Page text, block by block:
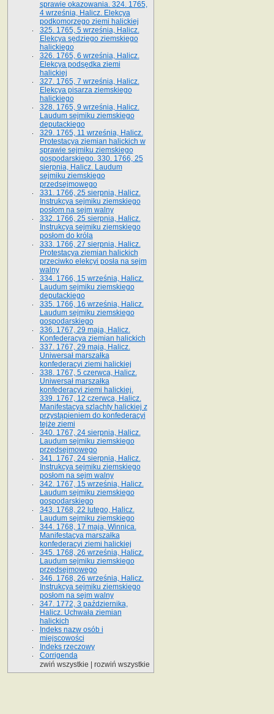
sprawie okazowania. 324. 1765,
4 września, Halicz. Elekcya
podkomorzego ziemi halickiej
325. 1765, 5 września, Halicz.
Elekcya sędziego ziemskiego
halickiego
326. 1765, 6 września, Halicz.
Elekcya podsędka ziemi
halickiej
327. 1765, 7 września, Halicz.
Elekcya pisarza ziemskiego
halickiego
328. 1765, 9 września, Halicz.
Laudum sejmiku ziemskiego
deputackiego
329. 1765, 11 września, Halicz.
Protestacya ziemian halickich w
sprawie sejmiku ziemskiego
gospodarskiego. 330. 1766, 25
sierpnia, Halicz. Laudum
sejmiku ziemskiego
przedsejmowego
331. 1766, 25 sierpnia, Halicz.
Instrukcya sejmiku ziemskiego
posłom na sejm walny
332. 1766, 25 sierpnia, Halicz.
Instrukcya sejmiku ziemskiego
posłom do króla
333. 1766, 27 sierpnia, Halicz.
Protestacya ziemian halickich
przeciwko elekcyi posła na sejm
walny
334. 1766, 15 września, Halicz.
Laudum sejmiku ziemskiego
deputackiego
335. 1766, 16 września, Halicz.
Laudum sejmiku ziemskiego
gospodarskiego
336. 1767, 29 maja, Halicz.
Konfederacya ziemian halickich
337. 1767, 29 maja, Halicz.
Uniwersał marszałka
konfederacyi ziemi halickiej
338. 1767, 5 czerwca, Halicz.
Uniwersał marszałka
konfederacyi ziemi halickiej.
339. 1767, 12 czerwca, Halicz.
Manifestacya szlachty halickiej z
przystąpieniem do konfederacyi
tejże ziemi
340. 1767, 24 sierpnia, Halicz.
Laudum sejmiku ziemskiego
przedsejmowego
341. 1767, 24 sierpnia, Halicz.
Instrukcya sejmiku ziemskiego
posłom na sejm walny
342. 1767, 15 września, Halicz.
Laudum sejmiku ziemskiego
gospodarskiego
343. 1768, 22 lutego, Halicz.
Laudum sejmiku ziemskiego
344. 1768, 17 maja, Winnica.
Manifestacya marszałka
konfederacyi ziemi halickiej
345. 1768, 26 września, Halicz.
Laudum sejmiku ziemskiego
przedsejmowego
346. 1768, 26 września, Halicz.
Instrukcya sejmiku ziemskiego
posłom na sejm walny
347. 1772, 3 października,
Halicz. Uchwała ziemian
halickich
Indeks nazw osób i
miejscowości
Indeks rzeczowy
Corrigenda
zwiń wszystkie
rozwiń wszystkie